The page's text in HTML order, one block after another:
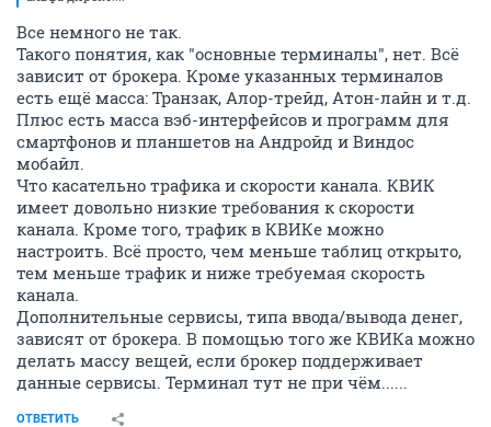
Все немного не так.
Такого понятия, как "основные терминалы", нет. Всё
зависит от брокера. Кроме указанных терминалов
есть ещё масса: Транзак, Алор-трейд, Атон-лайн и т.д.
Плюс есть масса вэб-интерфейсов и программ для
смартфонов и планшетов на Андройд и Виндос
мобайл.
Что касательно трафика и скорости канала. КВИК
имеет довольно низкие требования к скорости
канала. Кроме того, трафик в КВИКе можно
настроить. Всё просто, чем меньше таблиц открыто,
тем меньше трафик и ниже требуемая скорость
канала.
Дополнительные сервисы, типа ввода/вывода денег,
зависят от брокера. В помощью того же КВИКа можно
делать массу вещей, если брокер поддерживает
данные сервисы. Терминал тут не при чём......
ОТВЕТИТЬ